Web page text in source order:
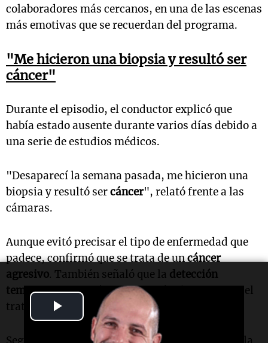
Play
Video
colaboradores más cercanos, en una de las escenas
más emotivas que se recuerdan del programa.
"Me hicieron una biopsia y resultó ser
cáncer"
Durante el episodio, el conductor explicó que
había estado ausente durante varios días debido a
una serie de estudios médicos.
"Desaparecí la semana pasada, me hicieron una
biopsia y resultó sercáncer", relató frente a las
cámaras.
Aunque evitó precisar el tipo de enfermedad que
padece, confirmó que se trata de uncáncer
agresivo. También señaló que la detección
tempranapermitió comenzar rápidamente con el
tratamiento médico.